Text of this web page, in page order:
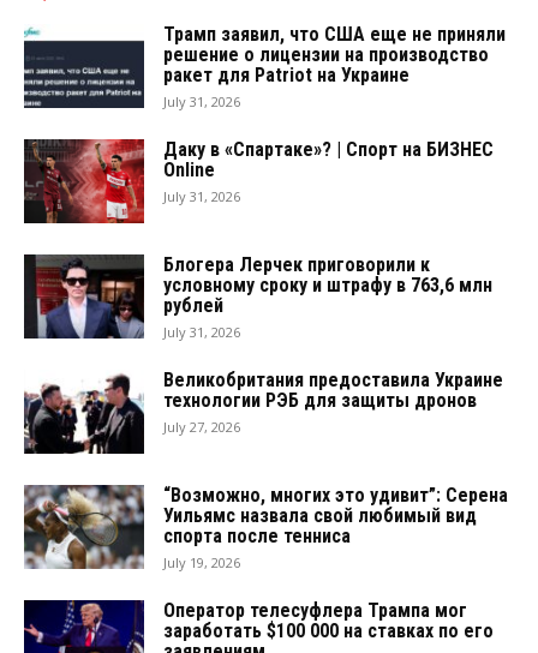
Трамп заявил, что США еще не приняли
решение о лицензии на производство
ракет для Patriot на Украине
July 31, 2026
Даку в «Спартаке»? | Спорт на БИЗНЕС
Online
July 31, 2026
Блогера Лерчек приговорили к
условному сроку и штрафу в 763,6 млн
рублей
July 31, 2026
Великобритания предоставила Украине
технологии РЭБ для защиты дронов
July 27, 2026
“Возможно, многих это удивит”: Серена
Уильямс назвала свой любимый вид
спорта после тенниса
July 19, 2026
Оператор телесуфлера Трампа мог
заработать $100 000 на ставках по его